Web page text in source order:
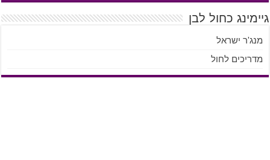
גיימינג כחול לבן
מנג'ר ישראל
מדריכים לחול